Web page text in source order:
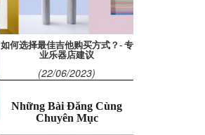
如何选择最佳吉他购买方式？- 专
业乐器店建议
(22/06/2023)
Những Bài Đăng Cùng
Chuyên Mục